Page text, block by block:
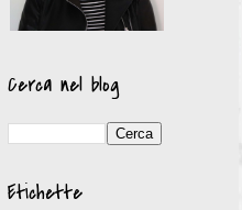
Cerca nel blog
Etichette